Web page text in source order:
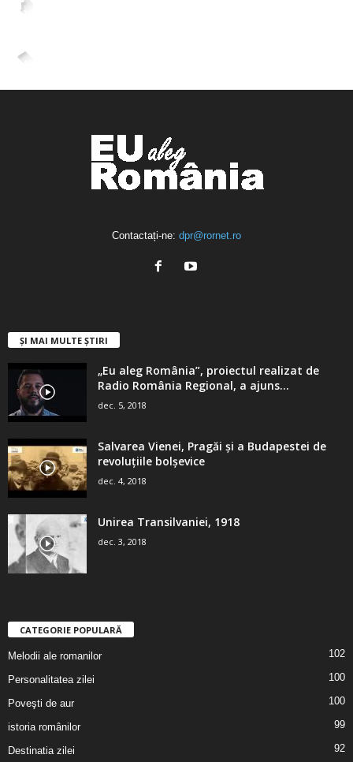
2,265
4,400
Contactați-ne: dpr@rornet.ro
ȘI MAI MULTE ȘTIRI
„Eu aleg România”, proiectul realizat de
Radio România Regional, a ajuns...
dec. 5, 2018
Salvarea Vienei, Pragăi şi a Budapestei de
revoluţiile bolşevice
dec. 4, 2018
Unirea Transilvaniei, 1918
dec. 3, 2018
CATEGORIE POPULARĂ
Melodii ale romanilor 102
Personalitatea zilei 100
Poveşti de aur 100
istoria românilor 99
Destinatia zilei 92